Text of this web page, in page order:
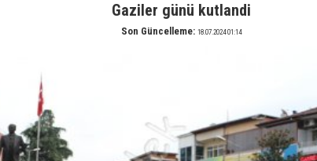
Gaziler günü kutlandi
Son Güncelleme: 18.07.2024 01:14